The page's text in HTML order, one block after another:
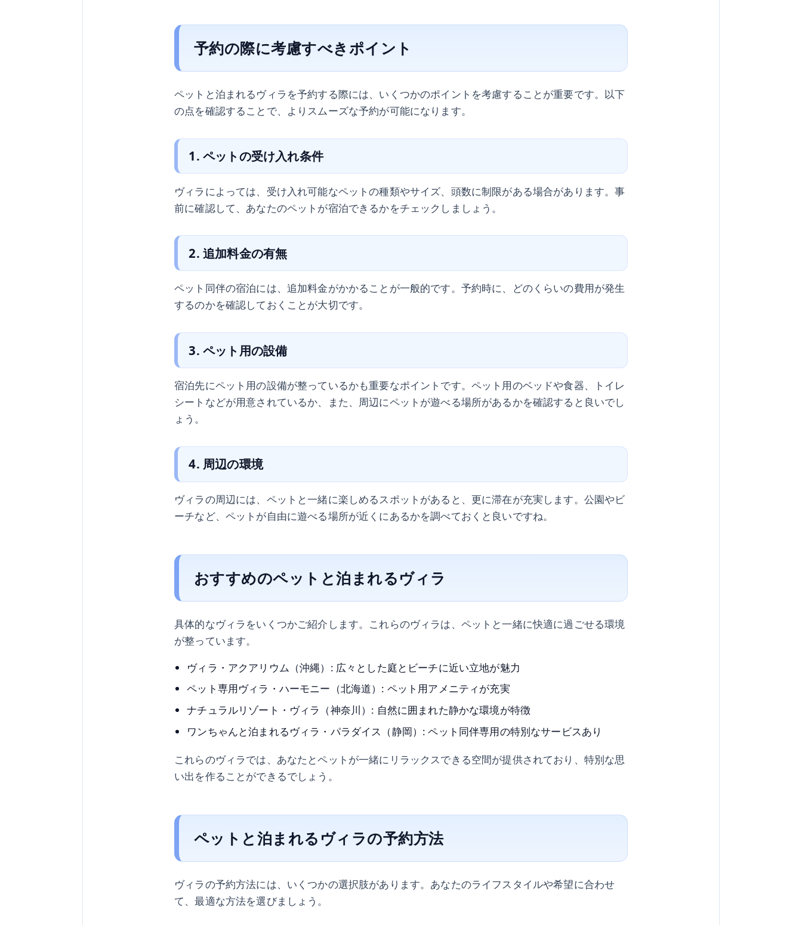
予約の際に考慮すべきポイント
ペットと泊まれるヴィラを予約する際には、いくつかのポイントを考慮することが重要です。以下
の点を確認することで、よりスムーズな予約が可能になります。
1. ペットの受け入れ条件
ヴィラによっては、受け入れ可能なペットの種類やサイズ、頭数に制限がある場合があります。事
前に確認して、あなたのペットが宿泊できるかをチェックしましょう。
2. 追加料金の有無
ペット同伴の宿泊には、追加料金がかかることが一般的です。予約時に、どのくらいの費用が発生
するのかを確認しておくことが大切です。
3. ペット用の設備
宿泊先にペット用の設備が整っているかも重要なポイントです。ペット用のベッドや食器、トイレ
シートなどが用意されているか、また、周辺にペットが遊べる場所があるかを確認すると良いでし
ょう。
4. 周辺の環境
ヴィラの周辺には、ペットと一緒に楽しめるスポットがあると、更に滞在が充実します。公園やビ
ーチなど、ペットが自由に遊べる場所が近くにあるかを調べておくと良いですね。
おすすめのペットと泊まれるヴィラ
具体的なヴィラをいくつかご紹介します。これらのヴィラは、ペットと一緒に快適に過ごせる環境
が整っています。
ヴィラ・アクアリウム（沖縄）: 広々とした庭とビーチに近い立地が魅力
ペット専用ヴィラ・ハーモニー（北海道）: ペット用アメニティが充実
ナチュラルリゾート・ヴィラ（神奈川）: 自然に囲まれた静かな環境が特徴
ワンちゃんと泊まれるヴィラ・パラダイス（静岡）: ペット同伴専用の特別なサービスあり
これらのヴィラでは、あなたとペットが一緒にリラックスできる空間が提供されており、特別な思
い出を作ることができるでしょう。
ペットと泊まれるヴィラの予約方法
ヴィラの予約方法には、いくつかの選択肢があります。あなたのライフスタイルや希望に合わせ
て、最適な方法を選びましょう。